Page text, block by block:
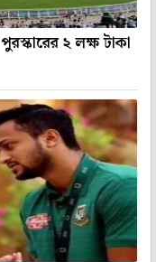
২ লক্ষ টাকা